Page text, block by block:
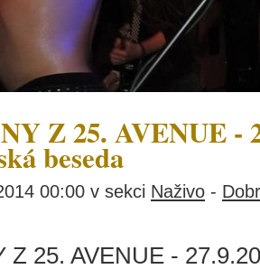
Z 25. AVENUE -
beseda
00:00 v sekci Naživo -
Z 25. AVENUE -